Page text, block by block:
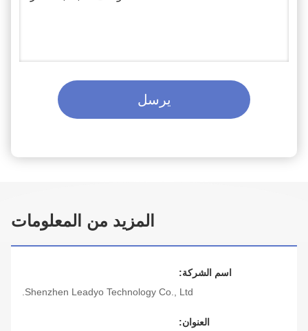
يرسل
المزيد من المعلومات
اسم الشركة:
Shenzhen Leadyo Technology Co., Ltd.
العنوان: